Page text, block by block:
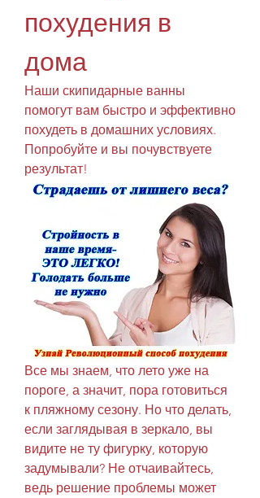
похудения в
дома
Наши скипидарные ванны
помогут вам быстро и эффективно
похудеть в домашних условиях.
Попробуйте и вы почувствуете
результат!
Все мы знаем, что лето уже на
пороге, а значит, пора готовиться
к пляжному сезону. Но что делать,
если заглядывая в зеркало, вы
видите не ту фигурку, которую
задумывали? Не отчаивайтесь,
ведь решение проблемы может